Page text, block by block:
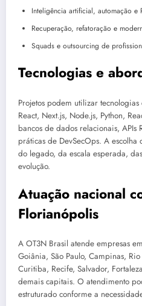
Inteligência artificial, automação e
Recuperação, refatoração e
Squads e outsourcing de
Tecnologias e
Projetos podem utilizar
React, Next.js, Node.js, Python,
bancos de dados relacionais, APIs
práticas de DevSecOps. A escolha
do legado, da escala esperada,
evolução.
Atuação nacional
Florianópolis
A OT3N Brasil atende empresas
Goiânia, São Paulo, Campinas,
Curitiba, Recife, Salvador,
demais capitais. O atendimento
estruturado conforme a